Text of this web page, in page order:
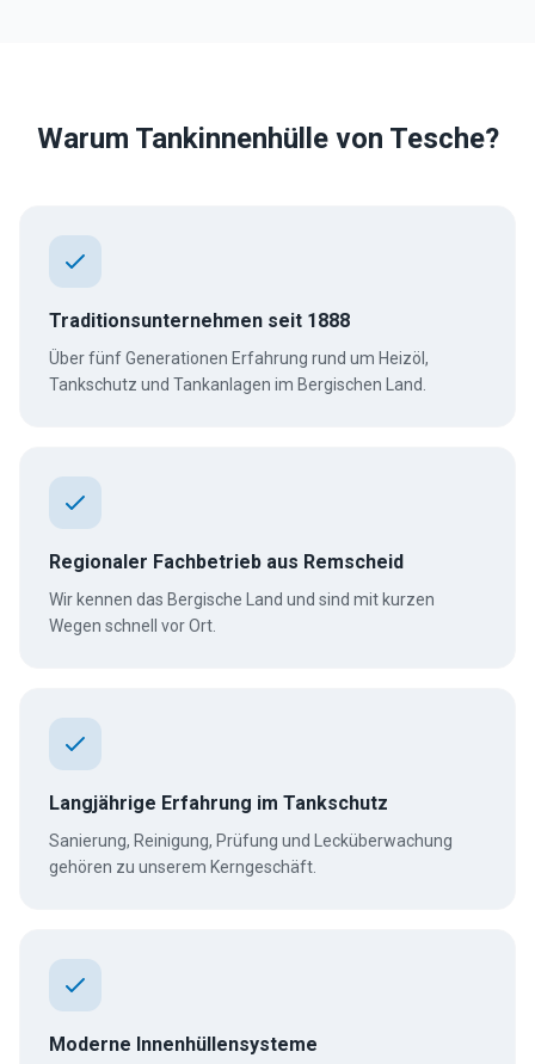
Warum Tankinnenhülle von Tesche?
Traditionsunternehmen seit 1888
Über fünf Generationen Erfahrung rund um Heizöl,
Tankschutz und Tankanlagen im Bergischen Land.
Regionaler Fachbetrieb aus Remscheid
Wir kennen das Bergische Land und sind mit kurzen
Wegen schnell vor Ort.
Langjährige Erfahrung im Tankschutz
Sanierung, Reinigung, Prüfung und Lecküberwachung
gehören zu unserem Kerngeschäft.
Moderne Innenhüllensysteme